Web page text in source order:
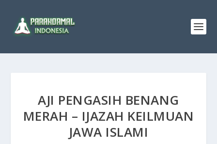
AJI PENGASIH BENANG
MERAH – IJAZAH KEILMUAN
JAWA ISLAMI